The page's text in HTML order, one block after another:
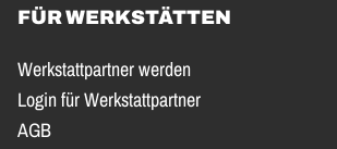
FÜR WERKSTÄTTEN
Werkstattpartner werden
Login für Werkstattpartner
AGB